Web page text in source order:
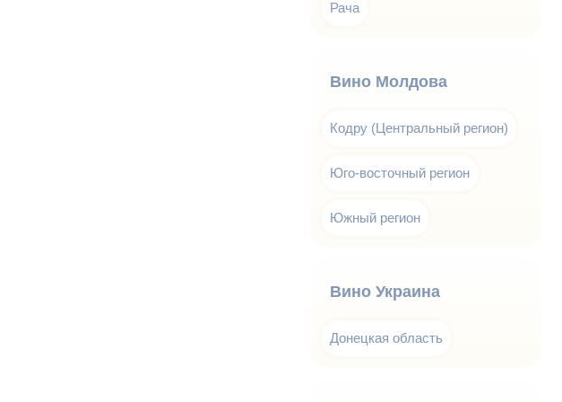
Рача
Вино Молдова
Кодру (Центральный регион)
Юго-восточный регион
Южный регион
Вино Украина
Донецкая область